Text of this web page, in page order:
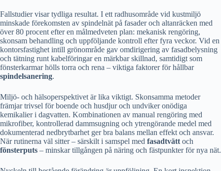
Fallstudier visar tydliga resultat. I ett radhusområde vid kustmiljö
minskade förekomsten av spindelnät på fasader och altanräcken med
över 80 procent efter en målmedveten plan: mekanisk rengöring,
skonsam behandling och uppföljande kontroll efter fyra veckor. Vid en
kontorsfastighet intill grönområde gav omdirigering av fasadbelysning
och tätning runt kabelföringar en märkbar skillnad, samtidigt som
fönsterkarmar hölls torra och rena – viktiga faktorer för hållbar
spindelsanering.
Miljö- och hälsoperspektivet är lika viktigt. Skonsamma metoder
främjar trivsel för boende och husdjur och undviker onödiga
kemikalier i dagvatten. Kombinationen av manual rengöring med
mikrofiber, kontrollerad dammsugning och ytrengörande medel med
dokumenterad nedbrytbarhet ger bra balans mellan effekt och ansvar.
När rutinerna väl sitter – särskilt i samspel med fasadtvätt och
fönsterputs – minskar tillgången på näring och fästpunkter för nya nät.